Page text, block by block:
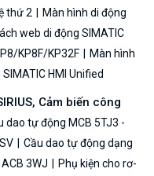
thứ 2
Màn hình di động
web di động SIMATIC
KP8F/KP32F
Màn hình
HMI Unified
Cảm biến công
dao tự động MCB 5TJ3 -
Cầu dao tự động dạng
3WJ
Phụ kiện cho rơ-